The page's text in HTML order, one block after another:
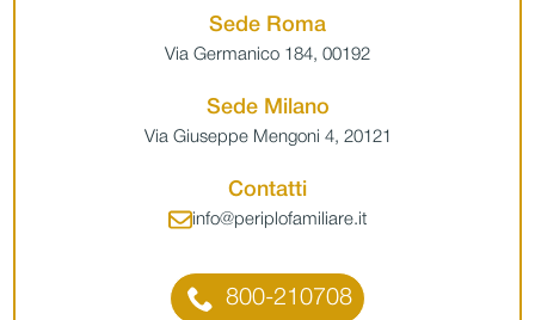
Sede Roma
Via Germanico 184, 00192
Sede Milano
Via Giuseppe Mengoni 4, 20121
Contatti
info@periplofamiliare.it
800-210708